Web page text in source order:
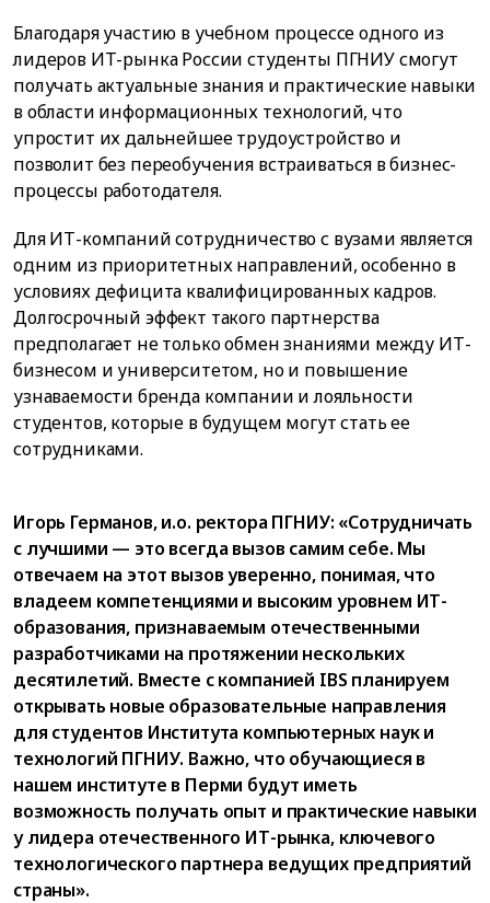
Благодаря участию в учебном процессе одного из
лидеров ИТ-рынка России студенты ПГНИУ смогут
получать актуальные знания и практические навыки
в области информационных технологий, что
упростит их дальнейшее трудоустройство и
позволит без переобучения встраиваться в бизнес-
процессы работодателя.
Для ИТ-компаний сотрудничество с вузами является
одним из приоритетных направлений, особенно в
условиях дефицита квалифицированных кадров.
Долгосрочный эффект такого партнерства
предполагает не только обмен знаниями между ИТ-
бизнесом и университетом, но и повышение
узнаваемости бренда компании и лояльности
студентов, которые в будущем могут стать ее
сотрудниками.
Игорь Германов, и.о. ректора ПГНИУ: «Сотрудничать
с лучшими — это всегда вызов самим себе. Мы
отвечаем на этот вызов уверенно, понимая, что
владеем компетенциями и высоким уровнем ИТ-
образования, признаваемым отечественными
разработчиками на протяжении нескольких
десятилетий. Вместе с компанией IBS планируем
открывать новые образовательные направления
для студентов Института компьютерных наук и
технологий ПГНИУ. Важно, что обучающиеся в
нашем институте в Перми будут иметь
возможность получать опыт и практические навыки
у лидера отечественного ИТ-рынка, ключевого
технологического партнера ведущих предприятий
страны».